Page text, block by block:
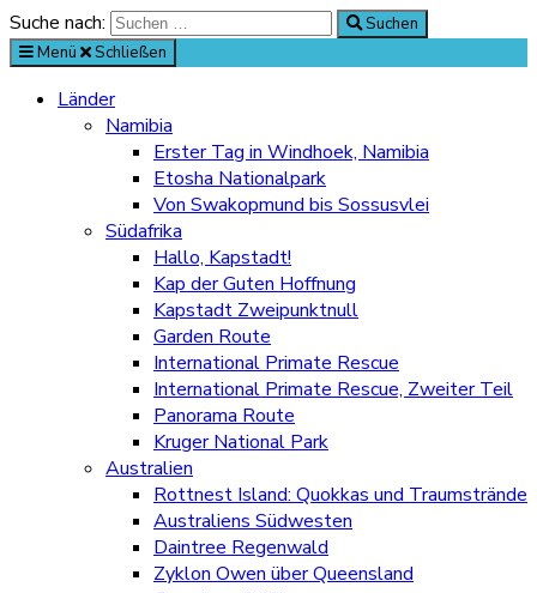
Suche nach:
Suchen
Menü
Schließen
Länder
Namibia
Erster Tag in Windhoek, Namibia
Etosha Nationalpark
Von Swakopmund bis Sossusvlei
Südafrika
Hallo, Kapstadt!
Kap der Guten Hoffnung
Kapstadt Zweipunktnull
Garden Route
International Primate Rescue
International Primate Rescue, Zweiter Teil
Panorama Route
Kruger National Park
Australien
Rottnest Island: Quokkas und Traumstrände
Australiens Südwesten
Daintree Regenwald
Zyklon Owen über Queensland